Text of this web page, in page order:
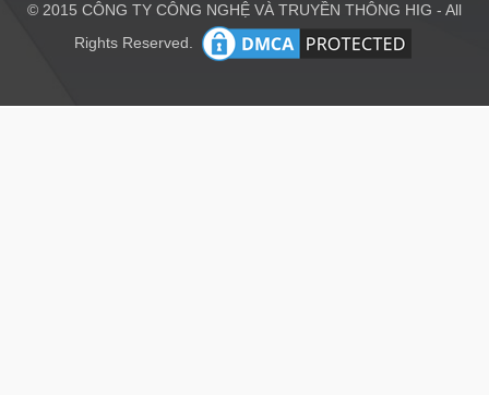
© 2015 CÔNG TY CÔNG NGHỆ VÀ TRUYỀN THÔNG HIG - All
Rights Reserved.